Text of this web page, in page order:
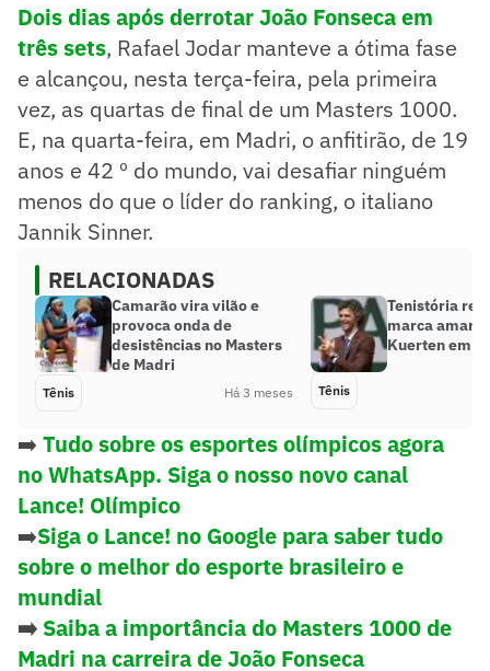
Dois dias após derrotar João Fonseca em
três sets, Rafael Jodar manteve a ótima fase
e alcançou, nesta terça-feira, pela primeira
vez, as quartas de final de um Masters 1000.
E, na quarta-feira, em Madri, o anfitirão, de 19
anos e 42 º do mundo, vai desafiar ninguém
menos do que o líder do ranking, o italiano
Jannik Sinner.
RELACIONADAS
Camarão vira vilão e
provoca onda de
desistências no Masters
de Madri
Tênis Há 3 meses
Tenistória
marca
Kuerten em
Tênis
➡️ Tudo sobre os esportes olímpicos agora
no WhatsApp. Siga o nosso novo canal
Lance! Olímpico
➡️Siga o Lance! no Google para saber tudo
sobre o melhor do esporte brasileiro e
mundial
➡️ Saiba a importância do Masters 1000 de
Madri na carreira de João Fonseca